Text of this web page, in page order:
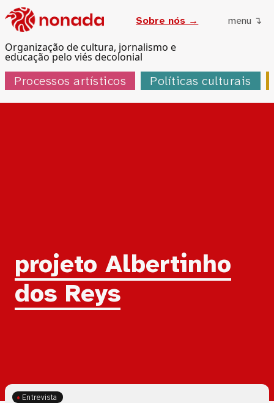
Organização de cultura, jornalismo e
educação pelo viés decolonial
Sobre nós → menu ↴
Processos artísticos Políticas culturais
Tag:
projeto Albertinho
dos Reys
Entrevista